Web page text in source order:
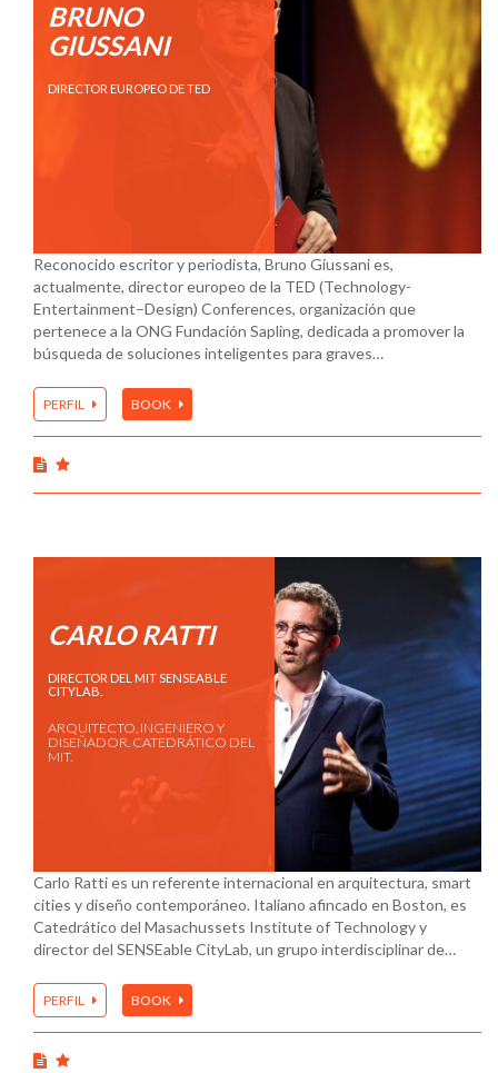
BRUNO
GIUSSANI
DIRECTOR EUROPEO DE TED
Reconocido escritor y periodista, Bruno Giussani es,
actualmente, director europeo de la TED (Technology-
Entertainment–Design) Conferences, organización que
pertenece a la ONG Fundación Sapling, dedicada a promover la
búsqueda de soluciones inteligentes para graves…
PERFIL BOOK
CARLO RATTI
DIRECTOR DEL MIT SENSEABLE
CITYLAB.
ARQUITECTO, INGENIERO Y
DISEÑADOR. CATEDRÁTICO DEL
MIT.
Carlo Ratti es un referente internacional en arquitectura, smart
cities y diseño contemporáneo. Italiano afincado en Boston, es
Catedrático del Masachussets Institute of Technology y
director del SENSEable CityLab, un grupo interdisciplinar de…
PERFIL BOOK